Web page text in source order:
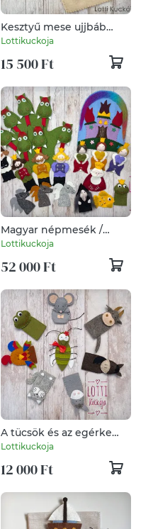
Kesztyű mese ujjbáb
készlet - mondókás,
dalos változat
Lottikuckoja
15 500 Ft
Magyar népmesék /
Királyos ujjbáb készlet
Lottikuckoja
52 000 Ft
A tücsök és az egérke
lakodalma ujjbáb készlet
Lottikuckoja
12 000 Ft